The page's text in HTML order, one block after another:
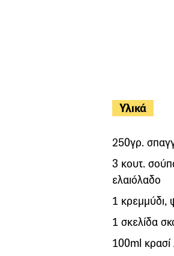
Υλικά
250γρ.
3 κουτ.
ελαιόλαδο
1 κρεμμύδι,
1 σκελίδα
100ml κρασί